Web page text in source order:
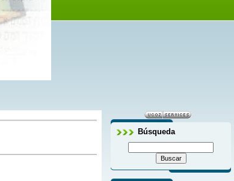
la enseñanza, para la
Búsqueda